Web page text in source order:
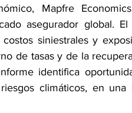
Mapfre
asegurador global.
siniestrales y
de tasas y de la
identifica
climáticos, en una